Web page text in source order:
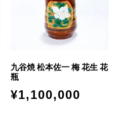
九谷焼 松本佐一 梅 花生 花
瓶
¥1,100,000